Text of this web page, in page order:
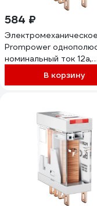
584 ₽
Prompower
номинальный ток 12а,
управление 24vdc,
dc24 PG2R1SDC24
В корзину